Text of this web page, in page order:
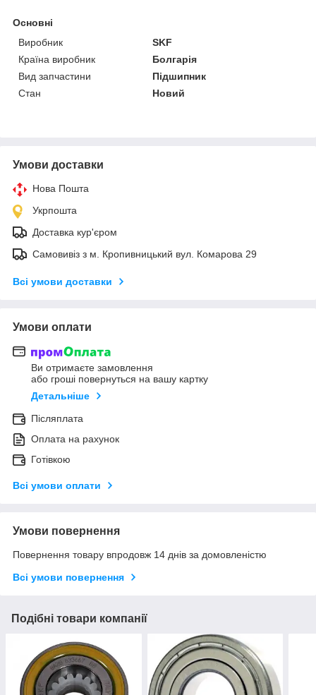
Основні
Виробник
SKF
Країна виробник
Болгарія
Вид запчастини
Підшипник
Стан
Новий
Умови доставки
Нова Пошта
Укрпошта
Доставка кур'єром
Самовивіз з м. Кропивницький вул. Комарова 29
Всі умови доставки
Умови оплати
Ви отримаєте замовлення
або гроші повернуться на вашу картку
Детальніше
Післяплата
Оплата на рахунок
Готівкою
Всі умови оплати
Умови повернення
Повернення товару впродовж 14 днів за домовленістю
Всі умови повернення
Подібні товари компанії